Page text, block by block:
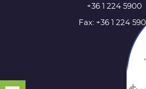
+36 1 224 5900
Fax: +36 1 224